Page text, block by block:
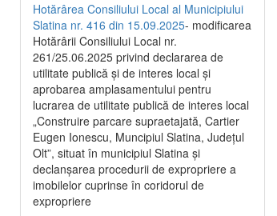
Hotărârea Consiliului Local al Municipiului
Slatina nr. 416 din 15.09.2025- modificarea
Hotărârii Consiliului Local nr.
261/25.06.2025 privind declararea de
utilitate publică și de interes local și
aprobarea amplasamentului pentru
lucrarea de utilitate publică de interes local
„Construire parcare supraetajată, Cartier
Eugen Ionescu, Muncipiul Slatina, Județul
Olt”, situat în municipiul Slatina și
declanșarea procedurii de expropriere a
imobilelor cuprinse în coridorul de
expropriere